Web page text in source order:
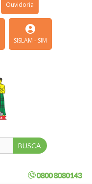
Ouvidoria
SISLAM - SIM